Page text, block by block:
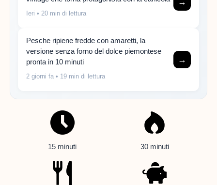
Ieri • 20 min di lettura
→
Pesche ripiene fredde con amaretti, la
versione senza forno del dolce piemontese
pronta in 10 minuti
2 giorni fa • 19 min di lettura
→
15 minuti 30 minuti